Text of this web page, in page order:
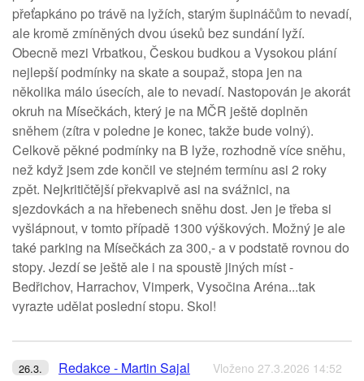
přeťapkáno po trávě na lyžích, starým šupináčům to nevadí,
ale kromě zmíněných dvou úseků bez sundání lyží.
Obecně mezi Vrbatkou, Českou budkou a Vysokou plání
nejlepší podmínky na skate a soupaž, stopa jen na
několika málo úsecích, ale to nevadí. Nastopován je akorát
okruh na Mísečkách, který je na MČR ještě doplněn
sněhem (zítra v poledne je konec, takže bude volný).
Celkově pěkné podmínky na B lyže, rozhodně více sněhu,
než když jsem zde končil ve stejném termínu asi 2 roky
zpět. Nejkritičtější překvapivě asi na svážnici, na
sjezdovkách a na hřebenech sněhu dost. Jen je třeba si
vyšlápnout, v tomto případě 1300 výškových. Možný je ale
také parking na Mísečkách za 300,- a v podstatě rovnou do
stopy. Jezdí se ještě ale i na spoustě jiných míst -
Bedřichov, Harrachov, Vimperk, Vysočina Aréna...tak
vyrazte udělat poslední stopu. Skol!
26.3. Redakce - Martin Sajal Vloženo 27.3.2026 14:52